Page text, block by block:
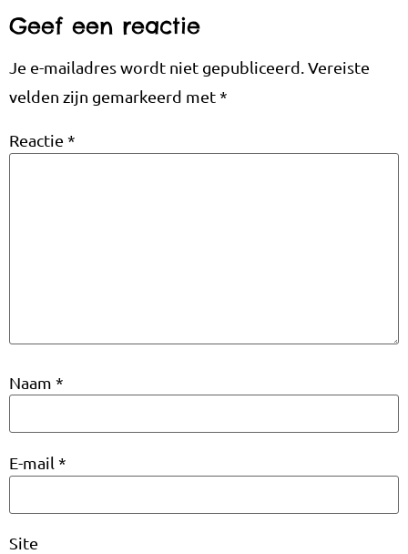
Geef een reactie
Je e-mailadres wordt niet gepubliceerd. Vereiste
velden zijn gemarkeerd met*
Reactie *
Naam *
E-mail *
Site